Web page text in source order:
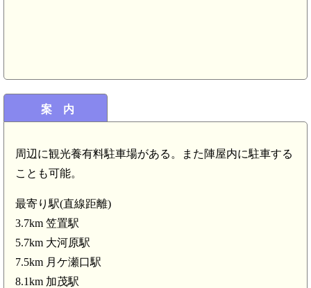
案 内
周辺に観光養有料駐車場がある。また陣屋内に駐車する
ことも可能。
最寄り駅(直線距離)
3.7km 笠置駅
5.7km 大河原駅
7.5km 月ケ瀬口駅
8.1km 加茂駅
(3.7km)